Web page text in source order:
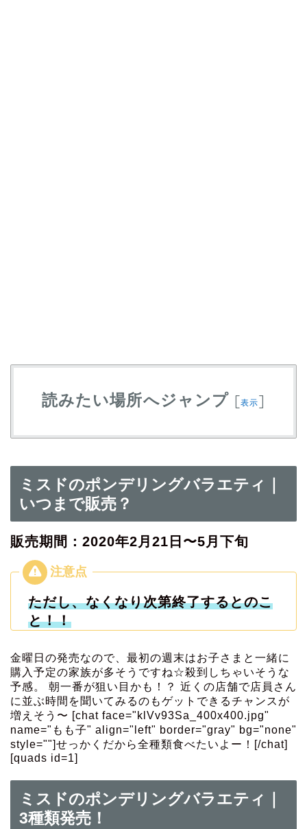
読みたい場所へジャンプ [表示]
ミスドのポンデリングバラエティ｜
いつまで販売？
販売期間：2020年2月21日〜5月下旬
ただし、なくなり次第終了するとのこ
と！！
金曜日の発売なので、最初の週末はお子さまと一緒に
購入予定の家族が多そうですね☆殺到しちゃいそうな
予感。 朝一番が狙い目かも！？ 近くの店舗で店員さん
に並ぶ時間を聞いてみるのもゲットできるチャンスが
増えそう〜 [chat face="klVv93Sa_400x400.jpg"
name="もも子" align="left" border="gray" bg="none"
style=""]せっかくだから全種類食べたいよー！[/chat]
[quads id=1]
ミスドのポンデリングバラエティ｜
3種類発売！